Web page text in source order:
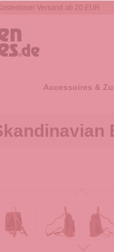
springen
Versand ab 20 EUR
Accessoires &